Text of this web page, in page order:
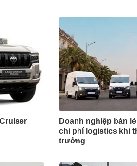
Doanh nghiệp bán
chi phí logistics khi
trưởng